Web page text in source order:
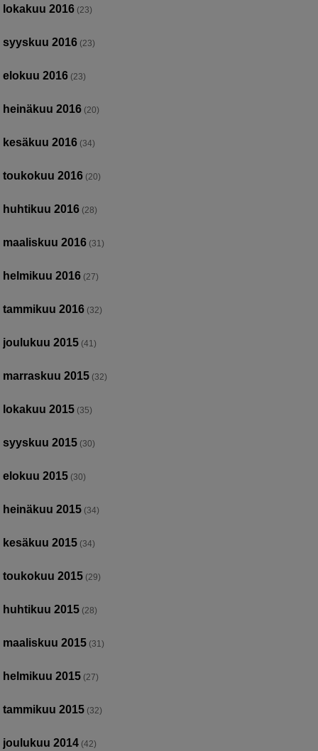
lokakuu 2016 (23)
syyskuu 2016 (23)
elokuu 2016 (23)
heinäkuu 2016 (20)
kesäkuu 2016 (34)
toukokuu 2016 (20)
huhtikuu 2016 (28)
maaliskuu 2016 (31)
helmikuu 2016 (27)
tammikuu 2016 (32)
joulukuu 2015 (41)
marraskuu 2015 (32)
lokakuu 2015 (35)
syyskuu 2015 (30)
elokuu 2015 (30)
heinäkuu 2015 (34)
kesäkuu 2015 (34)
toukokuu 2015 (29)
huhtikuu 2015 (28)
maaliskuu 2015 (31)
helmikuu 2015 (27)
tammikuu 2015 (32)
joulukuu 2014 (42)